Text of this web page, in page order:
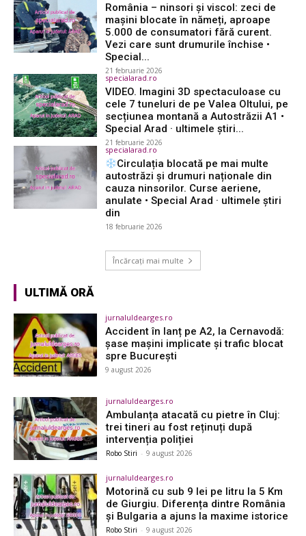
România – ninsori și viscol: zeci de
mașini blocate în nămeți, aproape
5.000 de consumatori fără curent.
Vezi care sunt drumurile închise •
Special...
21 februarie 2026
specialarad.ro
VIDEO. Imagini 3D spectaculoase cu
cele 7 tuneluri de pe Valea Oltului, pe
secțiunea montană a Autostrăzii A1 •
Special Arad · ultimele știri...
21 februarie 2026
specialarad.ro
Circulația blocată pe mai multe
autostrăzi și drumuri naționale din
cauza ninsorilor. Curse aeriene,
anulate • Special Arad · ultimele știri
din
18 februarie 2026
Încărcați mai multe
ULTIMĂ ORĂ
jurnaluldearges.ro
Accident în lanț pe A2, la Cernavodă:
șase mașini implicate și trafic blocat
spre București
9 august 2026
jurnaluldearges.ro
Ambulanța atacată cu pietre în Cluj:
trei tineri au fost reținuți după
intervenția poliției
Robo Stiri - 9 august 2026
jurnaluldearges.ro
Motorină cu sub 9 lei pe litru la 5 Km
de Giurgiu. Diferența dintre România
și Bulgaria a ajuns la maxime istorice
Robo Stiri - 9 august 2026